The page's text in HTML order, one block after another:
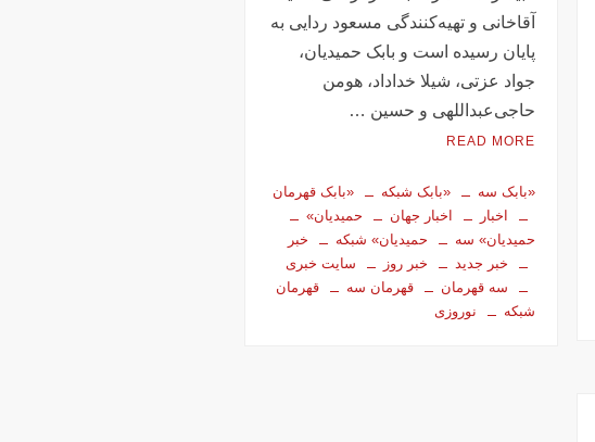
آقاخانی و تهیه‌کنندگی مسعود ردایی به
پایان رسیده است و بابک حمیدیان،
جواد عزتی، شیلا خداداد، هومن
حاجی‌عبداللهی و حسین …
READ MORE
«بابک سه «بابک شبکه
«بابک قهرمان
اخبار
اخبار جهان
حمیدیان»
حمیدیان» سه
حمیدیان» شبکه
خبر
خبر جدید
خبر روز
سایت خبری
سه قهرمان
قهرمان سه
قهرمان
شبکه
نوروزی